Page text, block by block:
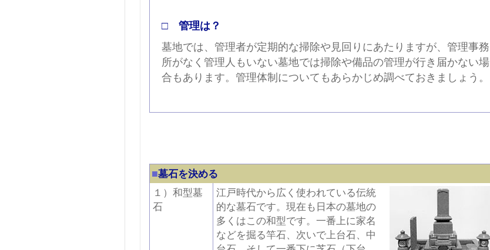
□ 管理は？
墓地では、管理者が定期的な掃除や見回りにあたりますが、管理事務
所がなく管理人もいない墓地では掃除や備品の管理が行き届かない場
合もあります。管理体制についてもあらかじめ調べておきましょう。
■墓石を決める
１）和型墓
石
江戸時代から広く使われている伝統
的な墓石です。現在も日本の墓地の
多くはこの和型です。一番上に家名
などを掘る竿石、次いで上台石、中